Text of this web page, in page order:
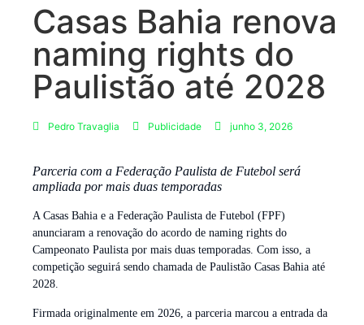
Casas Bahia renova
naming rights do
Paulistão até 2028
Pedro Travaglia Publicidade junho 3, 2026
Parceria com a Federação Paulista de Futebol será
ampliada por mais duas temporadas
A Casas Bahia e a Federação Paulista de Futebol (FPF)
anunciaram a renovação do acordo de naming rights do
Campeonato Paulista por mais duas temporadas. Com isso, a
competição seguirá sendo chamada de Paulistão Casas Bahia até
2028.
Firmada originalmente em 2026, a parceria marcou a entrada da